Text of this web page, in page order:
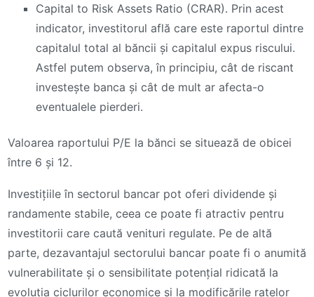
Capital to Risk Assets Ratio (CRAR). Prin acest
indicator, investitorul află care este raportul dintre
capitalul total al băncii și capitalul expus riscului.
Astfel putem observa, în principiu, cât de riscant
investește banca și cât de mult ar afecta-o
eventualele pierderi.
Valoarea raportului P/E la bănci se situează de obicei
între 6 și 12.
Investițiile în sectorul bancar pot oferi dividende și
randamente stabile, ceea ce poate fi atractiv pentru
investitorii care caută venituri regulate. Pe de altă
parte, dezavantajul sectorului bancar poate fi o anumită
vulnerabilitate și o sensibilitate potențial ridicată la
evoluția ciclurilor economice și la modificările ratelor